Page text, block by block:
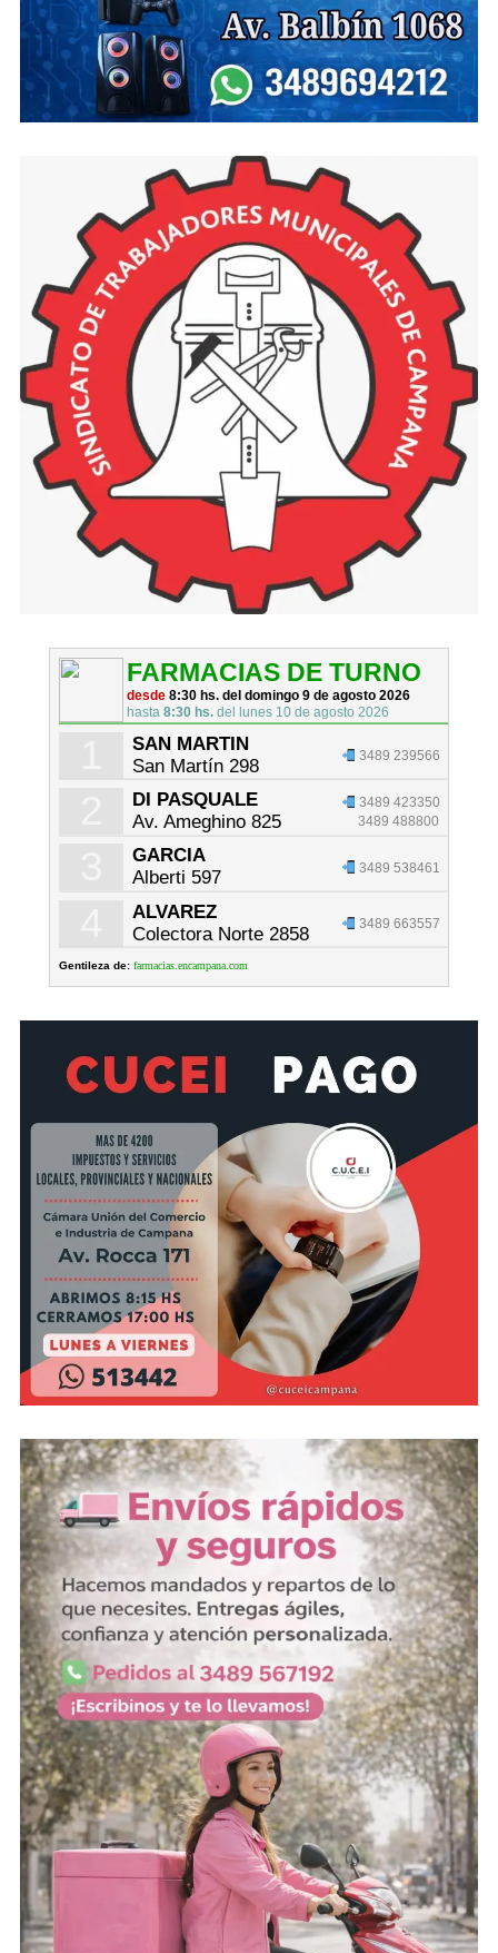
FARMACIAS DE TURNO
desde8:30 hs. del domingo 9 de agosto 2026
hasta8:30 hs. del lunes 10 de agosto 2026
SAN MARTIN
San Martín 298
3489 239566
DI PASQUALE
Av. Ameghino 825
3489 423350
3489 488800
GARCIA
Alberti 597
3489 538461
ALVAREZ
Colectora Norte 2858
3489 663557
Gentileza de: farmacias.encampana.com